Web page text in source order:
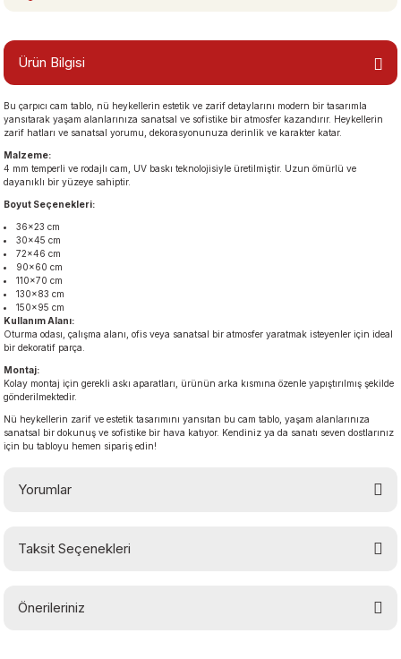
Ürün Bilgisi
Bu çarpıcı cam tablo, nü heykellerin estetik ve zarif detaylarını modern bir tasarımla
yansıtarak yaşam alanlarınıza sanatsal ve sofistike bir atmosfer kazandırır. Heykellerin
zarif hatları ve sanatsal yorumu, dekorasyonunuza derinlik ve karakter katar.
Malzeme:
4 mm temperli ve rodajlı cam, UV baskı teknolojisiyle üretilmiştir. Uzun ömürlü ve
dayanıklı bir yüzeye sahiptir.
Boyut Seçenekleri:
36×23 cm
30×45 cm
72×46 cm
90×60 cm
110×70 cm
130×83 cm
150×95 cm
Kullanım Alanı:
Oturma odası, çalışma alanı, ofis veya sanatsal bir atmosfer yaratmak isteyenler için ideal
bir dekoratif parça.
Montaj:
Kolay montaj için gerekli askı aparatları, ürünün arka kısmına özenle yapıştırılmış şekilde
gönderilmektedir.
Nü heykellerin zarif ve estetik tasarımını yansıtan bu cam tablo, yaşam alanlarınıza
sanatsal bir dokunuş ve sofistike bir hava katıyor. Kendiniz ya da sanatı seven dostlarınız
için bu tabloyu hemen sipariş edin!
Yorumlar
Taksit Seçenekleri
Önerileriniz